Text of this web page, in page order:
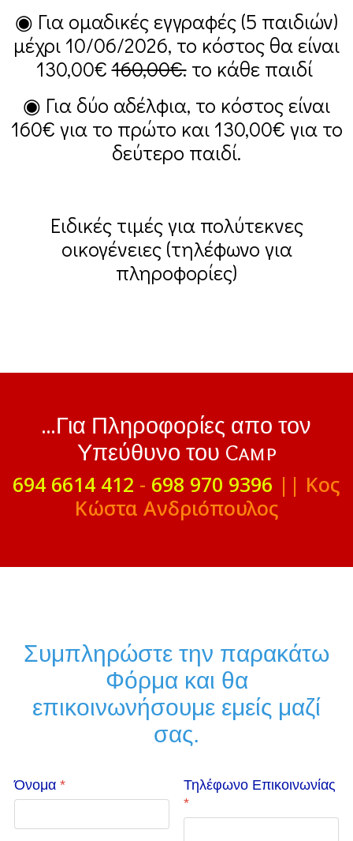
◉ Για ομαδικές εγγραφές (5 παιδιών)
μέχρι 10/06/2026, το κόστος θα είναι
130,00€160,00€.το κάθε παιδί
◉ Για δύο αδέλφια, το κόστος είναι
160€ για το πρώτο και 130,00€ για το
δεύτερο παιδί.
Ειδικές τιμές για πολύτεκνες
οικογένειες (τηλέφωνο για
πληροφορίες)
...Για Πληροφορίες απο τον
Υπεύθυνο του Camp
694 6614 412 - 698 970 9396 || Κος
Κώστα Ανδριόπουλος
Συμπληρώστε την παρακάτω
Φόρμα και θα
επικοινωνήσουμε εμείς μαζί
σας.
Όνομα *
Τηλέφωνο Επικοινωνίας
*